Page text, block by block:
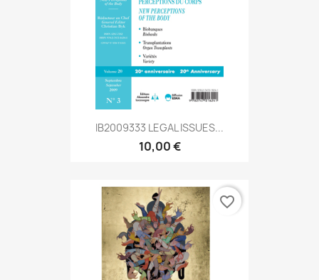
IB2009333 LEGAL ISSUES...
10,00 €
favorite_border